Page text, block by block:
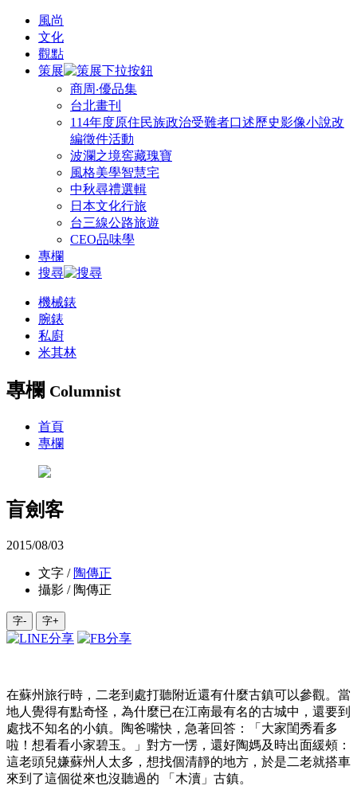
風尚
文化
觀點
策展
商周‧優品集
台北畫刊
114年度原住民族政治受難者口述歷史影像小說改
編徵件活動
波瀾之境窖藏瑰寶
風格美學智慧宅
中秋尋禮選輯
日本文化行旅
台三線公路旅遊
CEO品味學
專欄
搜尋
機械錶
腕錶
私廚
米其林
專欄 Columnist
首頁
專欄
盲劍客
2015/08/03
文字 / 陶傳正
攝影 / 陶傳正
字- 字+
在蘇州旅行時，二老到處打聽附近還有什麼古鎮可以參觀。當
地人覺得有點奇怪，為什麼已在江南最有名的古城中，還要到
處找不知名的小鎮。陶爸嘴快，急著回答：「大家閨秀看多
啦！想看看小家碧玉。」對方一愣，還好陶媽及時出面緩頰：
這老頭兒嫌蘇州人太多，想找個清靜的地方，於是二老就搭車
來到了這個從來也沒聽過的 「木瀆」古鎮。